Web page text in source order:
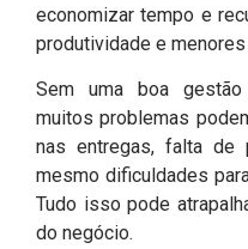
economizar tempo e
produtividade e
Sem uma boa
muitos problemas
nas entregas, falta de
mesmo dificuldades
Tudo isso pode
do negócio.